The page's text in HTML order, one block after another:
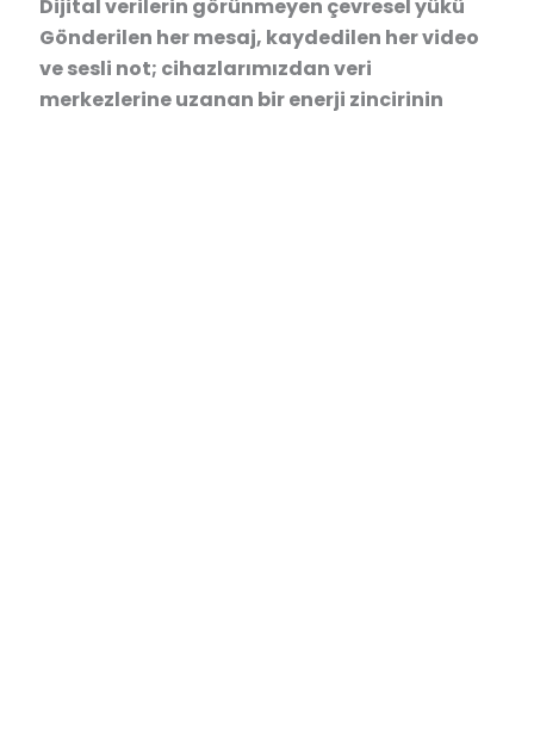
Dijital verilerin görünmeyen çevresel yükü
Gönderilen her mesaj, kaydedilen her video
ve sesli not; cihazlarımızdan veri
merkezlerine uzanan bir enerji zincirinin